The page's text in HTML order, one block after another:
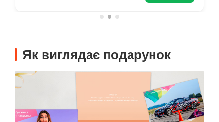
Як виглядає подарунок